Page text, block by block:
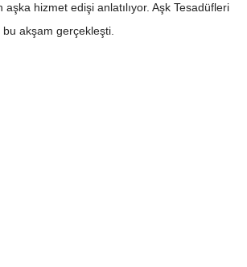
aşka hizmet edişi anlatılıyor. Aşk Tesadüfleri
akşam gerçekleşti.